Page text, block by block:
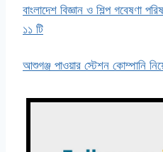
বাংলাদেশ বিজ্ঞান ও শিল্প গবেষণা
১১ টি
আশুগঞ্জ পাওয়ার স্টেশন কোম্পানি